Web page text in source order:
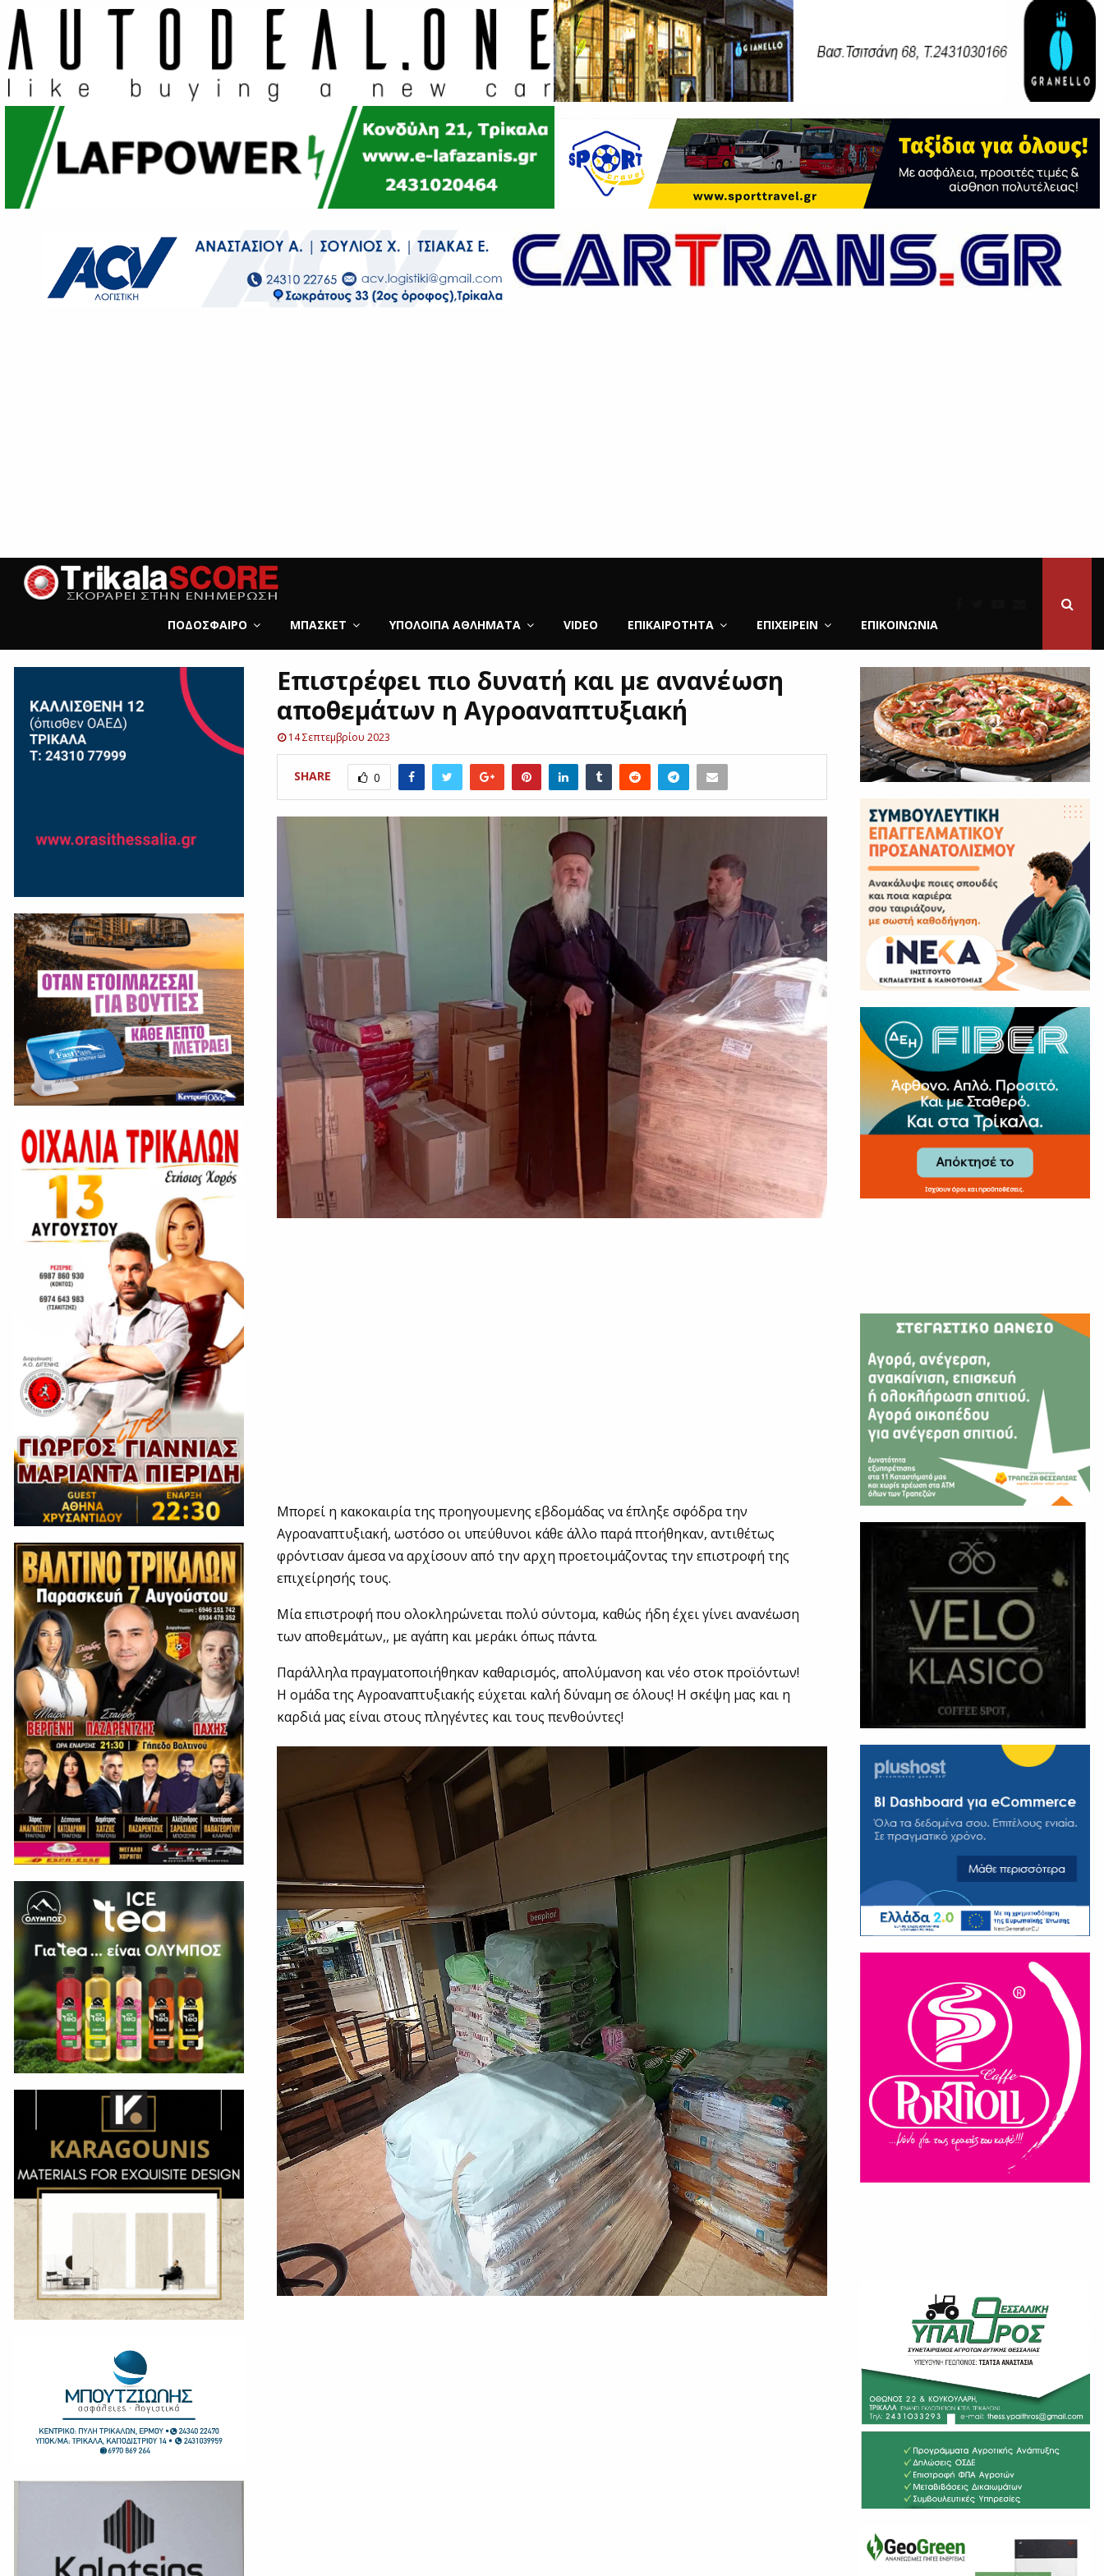
ΠΟΔΌΣΦΑΙΡΟ ΜΠΆΣΚΕΤ ΥΠΌΛΟΙΠΑ ΑΘΛΉΜΑΤΑ VIDEO ΕΠΙΚΑΙΡΌΤΗΤΑ ΕΠΙΧΕΙΡΕΙΝ ΕΠΙΚΟΙΝΩΝΊΑ
Επιστρέφει πιο δυνατή και με ανανέωση
αποθεμάτων η Αγροαναπτυξιακή
14 Σεπτεμβρίου 2023
SHARE 0
Μπορεί η κακοκαιρία της προηγουμενης εβδομάδας να έπληξε σφόδρα την
Αγροαναπτυξιακή, ωστόσο οι υπεύθυνοι κάθε άλλο παρά πτοήθηκαν, αντιθέτως
φρόντισαν άμεσα να αρχίσουν από την αρχη προετοιμάζοντας την επιστροφή της
επιχείρησής τους.
Μία επιστροφή που ολοκληρώνεται πολύ σύντομα, καθώς ήδη έχει γίνει ανανέωση
των αποθεμάτων,, με αγάπη και μεράκι όπως πάντα.
Παράλληλα πραγματοποιήθηκαν καθαρισμός, απολύμανση και νέο στοκ προϊόντων!
Η ομάδα της Αγροαναπτυξιακής εύχεται καλή δύναμη σε όλους! Η σκέψη μας και η
καρδιά μας είναι στους πληγέντες και τους πενθούντες!